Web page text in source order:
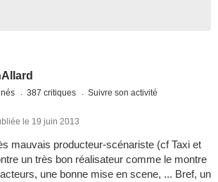
387 critiques Suivre son activité
le 19 juin 2013
mauvais producteur-scénariste (cf Taxi et
un très bon réalisateur comme le montre
une bonne mise en scene, ... Bref, un